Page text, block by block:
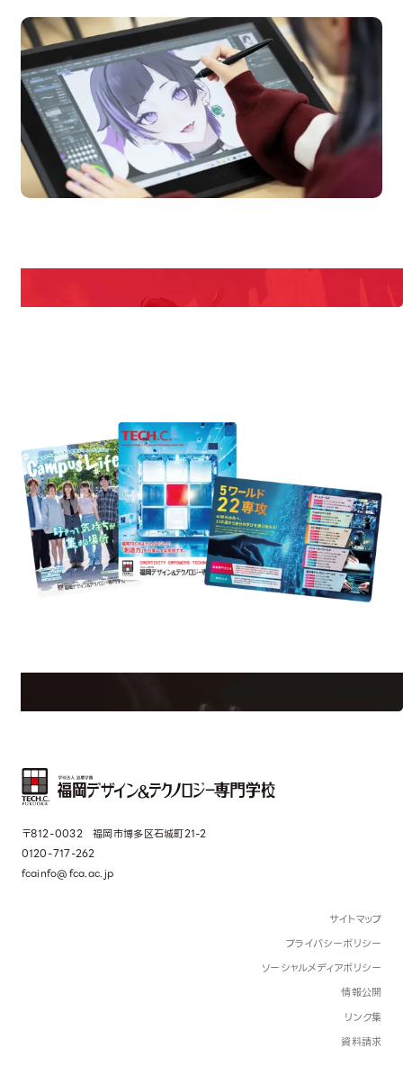
Campus Open
Information
〒812-0032 福岡市博多区石城町21-2
0120-717-262
fcainfo@fca.ac.jp
サイトマップ
プライバシーポリシー
ソーシャルメディアポリシー
情報公開
リンク集
資料請求